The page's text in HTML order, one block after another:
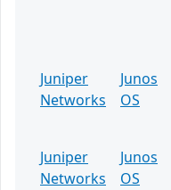
Juniper
Networks
Junos
OS
Juniper
Networks
Junos
OS